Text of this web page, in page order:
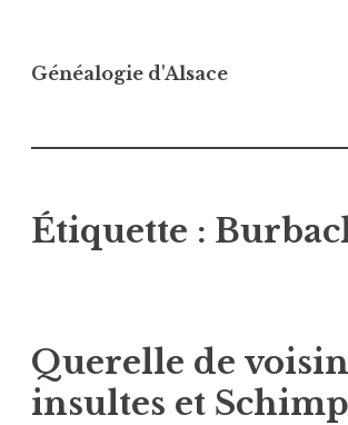
au
Généalogie d'Alsace
Étiquette :
Querelle de
insultes et